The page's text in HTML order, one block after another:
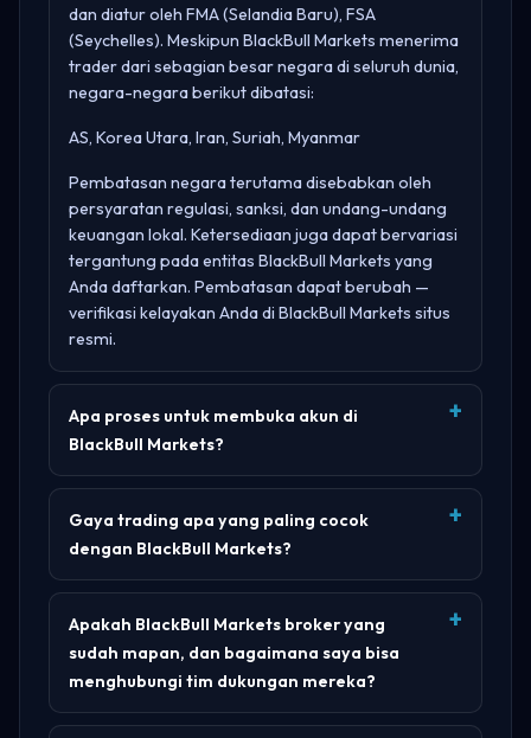
dan diatur oleh FMA (Selandia Baru), FSA
(Seychelles). Meskipun BlackBull Markets menerima
trader dari sebagian besar negara di seluruh dunia,
negara-negara berikut dibatasi:
AS, Korea Utara, Iran, Suriah, Myanmar
Pembatasan negara terutama disebabkan oleh
persyaratan regulasi, sanksi, dan undang-undang
keuangan lokal. Ketersediaan juga dapat bervariasi
tergantung pada entitas BlackBull Markets yang
Anda daftarkan. Pembatasan dapat berubah —
verifikasi kelayakan Anda di BlackBull Markets situs
resmi.
Apa proses untuk membuka akun di
BlackBull Markets?
Gaya trading apa yang paling cocok
dengan BlackBull Markets?
Apakah BlackBull Markets broker yang
sudah mapan, dan bagaimana saya bisa
menghubungi tim dukungan mereka?